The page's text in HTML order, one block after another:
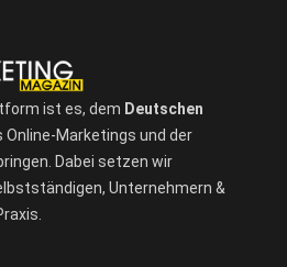
ist es, dem Deutschen
Online-Marketings und der
Dabei setzen wir
Unternehmern &